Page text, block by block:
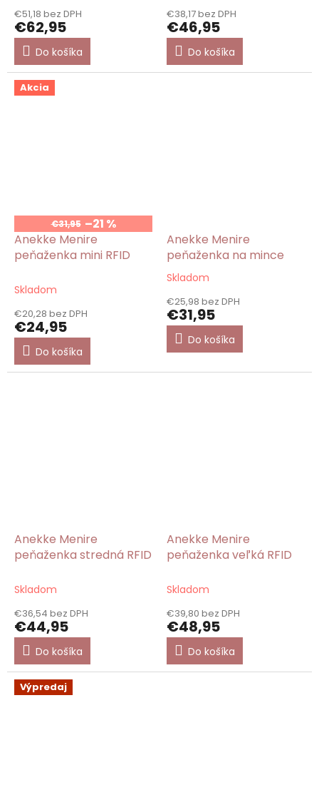
produktu
je
5,0
5
hviezdičiek.
€51,18 bez DPH
€62,95
Do košíka
produktu
je
5,0
5
€38,17 bez DPH
€46,95
Do košíka
Akcia
€31,95 –21 %
Anekke Menire
peňaženka mini RFID
Skladom
€20,28 bez DPH
€24,95
Do košíka
Anekke Menire
peňaženka na mince
Priemerné
produktu
je
5,0
hviezdičiek.
Skladom
€25,98 bez DPH
€31,95
Do košíka
Anekke Menire
peňaženka stredná RFID
Skladom
€36,54 bez DPH
€44,95
Do košíka
Anekke Menire
peňaženka veľká RFID
Skladom
€39,80 bez DPH
€48,95
Do košíka
Výpredaj